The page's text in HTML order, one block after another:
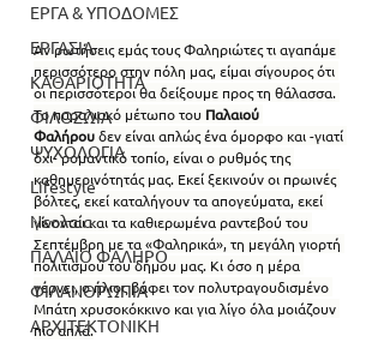
ΕΡΓΑ & ΥΠΟΔΟΜΕΣ
ΕΡΓΑΣΙΑ
ΚΑΘΑΡΙΟΤΗΤΑ
ΦΙΛΟΖΩΙΑ
ΨΥΧΟΛΟΓΙΑ
Lifestyle
Νεολαία
ΠΑΛΑΙΟ ΦΑΛΗΡΟ
ΦΙΛΑΝΘΡΩΠΙΑ
ΑΡΧΙΤΕΚΤΟΝΙΚΗ
Αν ρωτήσεις εμάς τους Φαληριώτες τι αγαπάμε
περισσότερο στην πόλη μας, είμαι σίγουρος ότι
οι περισσότεροι θα δείξουμε προς τη θάλασσα.
Το παραλιακό μέτωπο του Παλαιού
Φαλήρου δεν είναι απλώς ένα όμορφο και -γιατί
όχι- ρομαντικό τοπίο, είναι ο ρυθμός της
καθημερινότητάς μας. Εκεί ξεκινούν οι πρωινές
βόλτες, εκεί καταλήγουν τα απογεύματα, εκεί
γίνονται και τα καθιερωμένα ραντεβού του
Σεπτέμβρη με τα «Φαληρικά», τη μεγάλη γιορτή
πολιτισμού του δήμου μας. Κι όσο η μέρα
γέρνει, ο ήλιος βάφει τον πολυτραγουδισμένο
Μπάτη χρυσοκόκκινο και για λίγο όλα μοιάζουν
πιο απλά.